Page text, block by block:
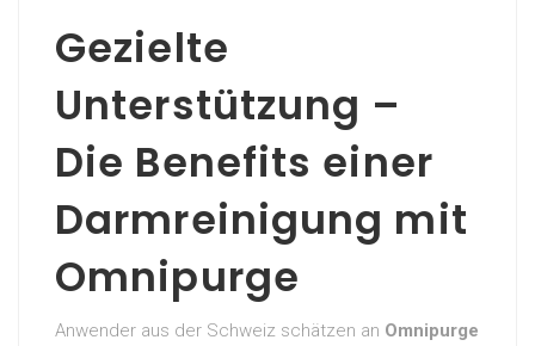
Gezielte
Unterstützung –
Die Benefits einer
Darmreinigung mit
Omnipurge
Anwender aus der Schweiz schätzen an Omnipurge